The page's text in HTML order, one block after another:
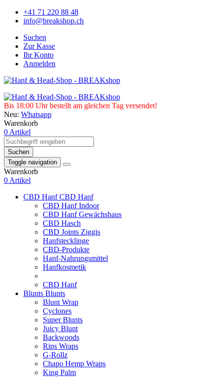
+41 71 220 88 48
info@breakshop.ch
Suchen
Zur Kasse
Ihr Konto
Anmelden
Bis 18:00 Uhr bestellt am gleichen Tag versendet!
Neu: Whatsapp
Warenkorb
0 Artikel
Suchen
Toggle navigation
Warenkorb
0 Artikel
CBD HanfCBD Hanf
CBD Hanf Indoor
CBD Hanf Gewächshaus
CBD Hasch
CBD Joints Ziggis
Hanfstecklinge
CBD-Produkte
Hanf-Nahrungsmittel
Hanfkosmetik
CBD Hanf
Blunts Blunts
Blunt Wrap
Cyclones
Super Blunts
Juicy Blunt
Backwoods
Rips Wraps
G-Rollz
Chapo Hemp Wraps
King Palm